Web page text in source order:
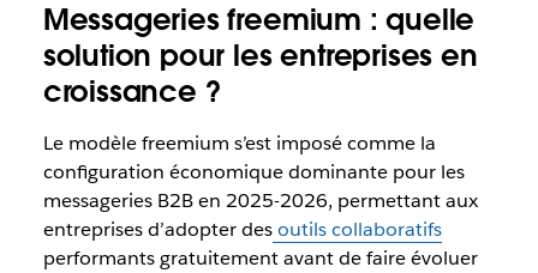
Messageries freemium : quelle
solution pour les entreprises en
croissance ?
Le modèle freemium s’est imposé comme la
configuration économique dominante pour les
messageries B2B en 2025-2026, permettant aux
entreprises d’adopter desoutils collaboratifs
performants gratuitement avant de faire évoluer